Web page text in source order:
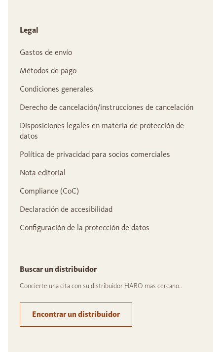
Legal
Gastos de envío
Métodos de pago
Condiciones generales
Derecho de cancelación/instrucciones de cancelación
Disposiciones legales en materia de protección de
datos
Política de privacidad para socios comerciales
Nota editorial
Compliance (CoC)
Declaración de accesibilidad
Configuración de la protección de datos
Buscar un distribuidor
Concierte una cita con su distribuidor HARO más cercano..
Encontrar un distribuidor